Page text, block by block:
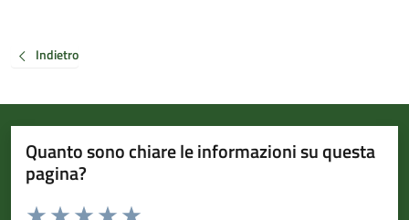
Indietro
Quanto sono chiare le informazioni su questa
pagina?
Valuta da 1 a 5 stelle la pagina